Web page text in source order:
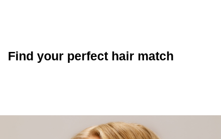
Find your perfect hair match